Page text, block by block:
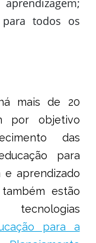
para todos os
mais de 20
por objetivo
das
para
e aprendizado
estão
para a